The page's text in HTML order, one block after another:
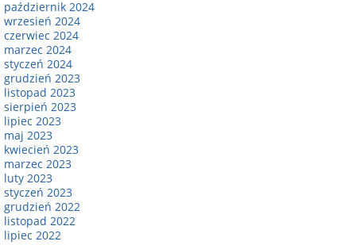
październik 2024
wrzesień 2024
czerwiec 2024
marzec 2024
styczeń 2024
grudzień 2023
listopad 2023
sierpień 2023
lipiec 2023
maj 2023
kwiecień 2023
marzec 2023
luty 2023
styczeń 2023
grudzień 2022
listopad 2022
lipiec 2022